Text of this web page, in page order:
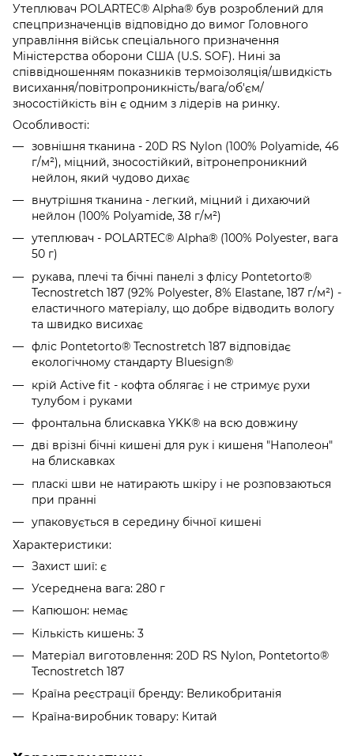
Утеплювач POLARTEC® Alpha® був розроблений для
спецпризначенців відповідно до вимог Головного
управління військ спеціального призначення
Міністерства оборони США (U.S. SOF). Нині за
співвідношенням показників термоізоляція/швидкість
висихання/повітропроникність/вага/об'єм/
зносостійкість він є одним з лідерів на ринку.
Особливості:
зовнішня тканина - 20D RS Nylon (100% Polyamide, 46
г/м²), міцний, зносостійкий, вітронепроникний
нейлон, який чудово дихає
внутрішня тканина - легкий, міцний і дихаючий
нейлон (100% Polyamide, 38 г/м²)
утеплювач - POLARTEC® Alpha® (100% Polyester, вага
50 г)
рукава, плечі та бічні панелі з флісу Pontetorto®
Tecnostretch 187 (92% Polyester, 8% Elastane, 187 г/м²) -
еластичного матеріалу, що добре відводить вологу
та швидко висихає
фліс Pontetorto® Tecnostretch 187 відповідає
екологічному стандарту Bluesign®
крій Active fit - кофта облягає і не стримує рухи
тулубом і руками
фронтальна блискавка YKK® на всю довжину
дві врізні бічні кишені для рук і кишеня "Наполеон"
на блискавках
пласкі шви не натирають шкіру і не розповзаються
при пранні
упаковується в середину бічної кишені
Характеристики:
Захист шиї: є
Усереднена вага: 280 г
Капюшон: немає
Кількість кишень: 3
Матеріал виготовлення: 20D RS Nylon, Pontetorto®
Tecnostretch 187
Країна реєстрації бренду: Великобританія
Країна-виробник товару: Китай